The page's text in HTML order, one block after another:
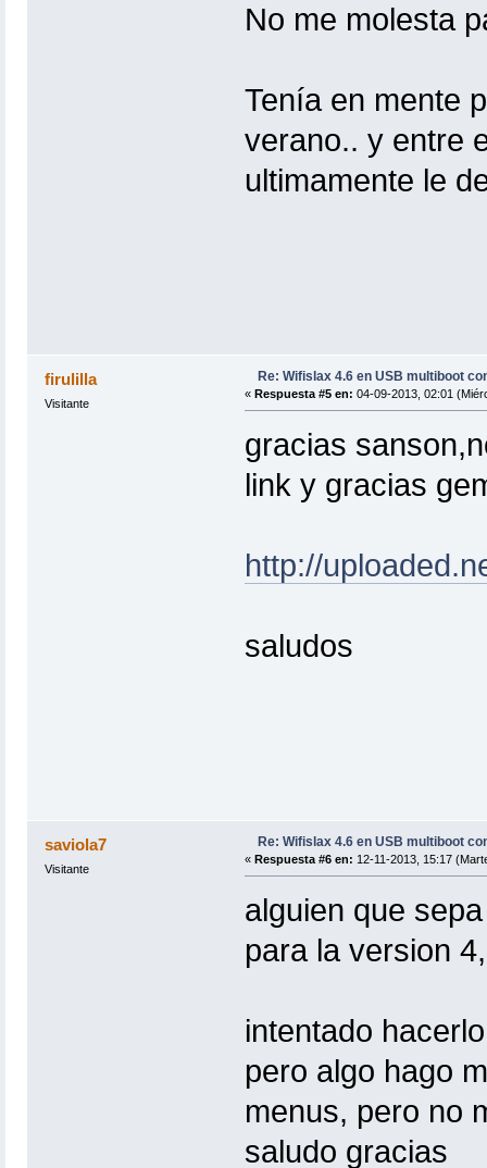
No me molesta
Tenía en mente
verano.. y entre
ultimamente le
firulilla
Visitante
Re: Wifislax 4.6 en USB multiboot
« Respuesta #5 en: 04-09-2013, 02:01
gracias
link y gracias
http://
saludos
saviola7
Visitante
Re: Wifislax 4.6 en USB multiboot
« Respuesta #6 en: 12-11-2013, 15:17
alguien que
para la version
intentado
pero algo hago
menus, pero no
saludo gracias